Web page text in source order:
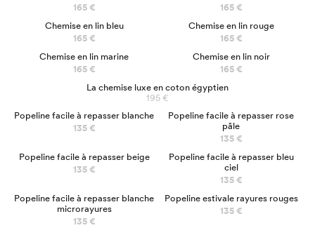
165 €
165 €
Chemise en lin bleu
165 €
Chemise en lin rouge
165 €
Chemise en lin marine
165 €
Chemise en lin noir
165 €
Popeline facile à repasser blanche
135 €
Popeline facile à repasser rose
pâle
135 €
Popeline facile à repasser beige
135 €
Popeline facile à repasser bleu
ciel
135 €
Popeline facile à repasser blanche
microrayures
135 €
Popeline estivale rayures rouges
135 €
La chemise luxe en coton égyptien
195 €